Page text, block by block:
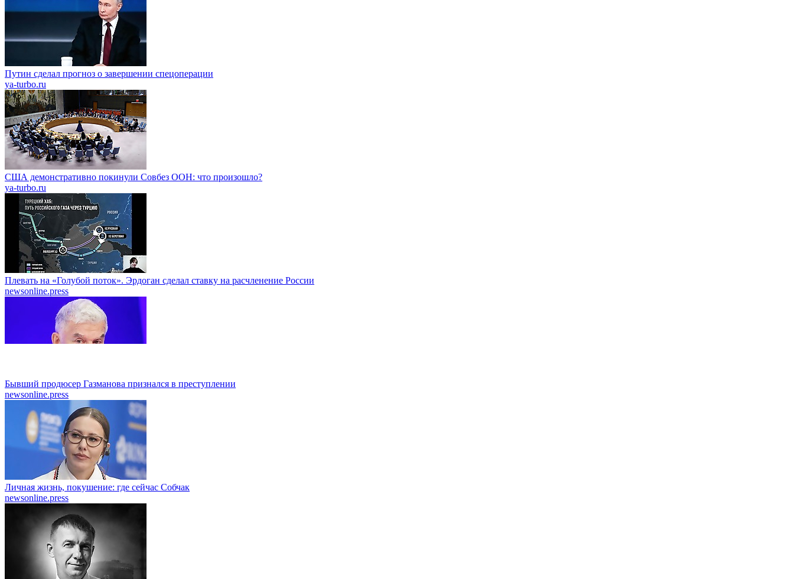
Путин сделал прогноз о завершении спецоперации
ya-turbo.ru
США демонстративно покинули Совбез ООН: что произошло?
ya-turbo.ru
Плевать на «Голубой поток». Эрдоган сделал ставку на расчленение России
newsonline.press
Бывший продюсер Газманова признался в преступлении
newsonline.press
Личная жизнь, покушение: где сейчас Собчак
newsonline.press